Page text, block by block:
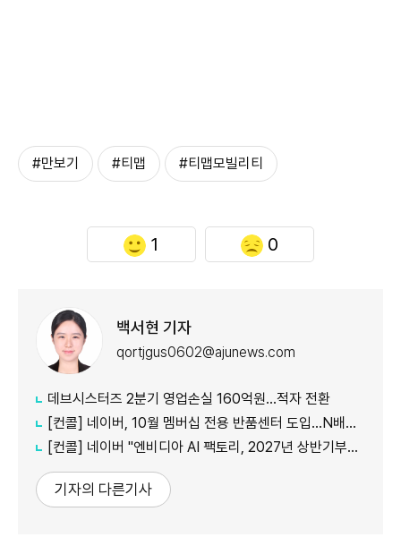
#만보기 #티맵 #티맵모빌리티
1 0
백서현 기자
qortjgus0602@ajunews.com
데브시스터즈 2분기 영업손실 160억원…적자 전환
[컨콜] 네이버, 10월 멤버십 전용 반품센터 도입…N배송 성장 가속
[컨콜] 네이버 "엔비디아 AI 팩토리, 2027년 상반기부터 매출…구조적 성장 투자"
기자의 다른기사